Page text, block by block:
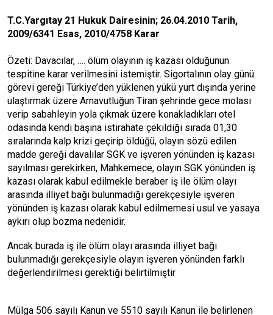
T.C.Yargıtay 21 Hukuk Dairesinin; 26.04.2010 Tarih,
2009/6341 Esas, 2010/4758 Karar
Özeti: Davacılar, …. ölüm olayının iş kazası olduğunun
tespitine karar verilmesini istemiştir. Sigortalının olay günü
görevi gereği Türkiye’den yüklenen yükü yurt dışında yerine
ulaştırmak üzere Arnavutluğun Tiran şehrinde gece molası
verip sabahleyin yola çıkmak üzere konakladıkları otel
odasında kendi başına istirahate çekildiği sırada 01,30
sıralarında kalp krizi geçirip öldüğü, olayın sözü edilen
madde gereği davalılar SGK ve işveren yönünden iş kazası
sayılması gerekirken, Mahkemece, olayın SGK yönünden iş
kazası olarak kabul edilmekle beraber iş ile ölüm olayı
arasında illiyet bağı bulunmadığı gerekçesiyle işveren
yönünden iş kazası olarak kabul edilmemesi usul ve yasaya
aykırı olup bozma nedenidir.
Ancak burada iş ile ölüm olayı arasında illiyet bağı
bulunmadığı gerekçesiyle olayın işveren yönünden farklı
değerlendirilmesi gerektiği belirtilmiştir
Mülga 506 sayılı Kanun ve 5510 sayılı Kanun ile belirlenen